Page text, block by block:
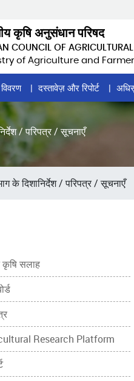
कृषि अनुसंधान परिषद
COUNCIL OF AGRICULTURAL
of Agriculture and
दस्तावेज़ और रिपोर्ट
/ परिपत्र / सूचनाएँ
के दिशानिर्देश / परिपत्र / सूचनाएँ
कृषि सलाह
Research Platform